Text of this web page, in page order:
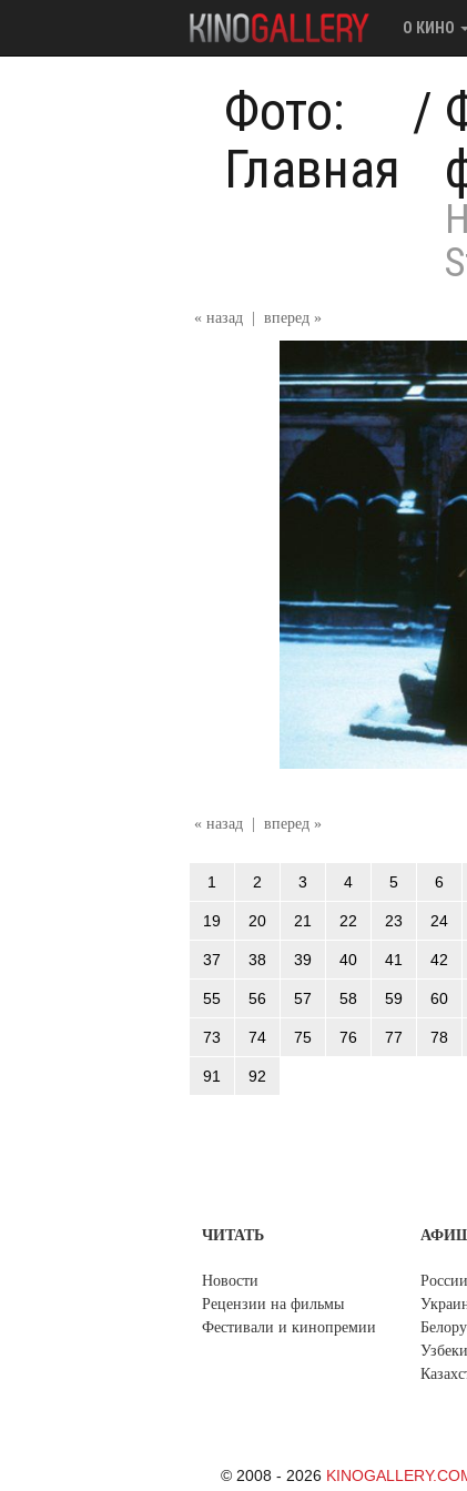
О КИНО
Фото:
Главная
/
« назад вперед »
« назад вперед »
1 2 3 4 5 6
19 20 21 22 23 24
37 38 39 40 41 42
55 56 57 58 59 60
73 74 75 76 77 78
91 92
ЧИТАТЬ
Новости
Рецензии на фильмы
Фестивали и кинопремии
России
© 2008 - 2026